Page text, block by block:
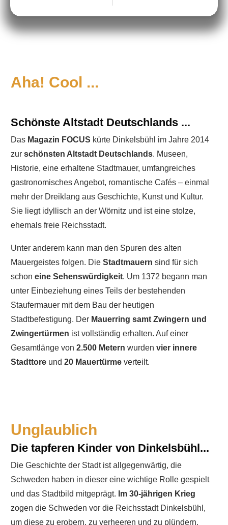
Aha! Cool ...
Schönste Altstadt Deutschlands ...
Das Magazin FOCUS kürte Dinkelsbühl im Jahre 2014
zur schönsten Altstadt Deutschlands. Museen,
Historie, eine erhaltene Stadtmauer, umfangreiches
gastronomisches Angebot, romantische Cafés – einmal
mehr der Dreiklang aus Geschichte, Kunst und Kultur.
Sie liegt idyllisch an der Wörnitz und ist eine stolze,
ehemals freie Reichsstadt.
Unter anderem kann man den Spuren des alten
Mauergeistes folgen. Die Stadtmauern sind für sich
schon eine Sehenswürdigkeit. Um 1372 begann man
unter Einbeziehung eines Teils der bestehenden
Staufermauer mit dem Bau der heutigen
Stadtbefestigung. Der Mauerring samt Zwingern und
Zwingertürmen ist vollständig erhalten. Auf einer
Gesamtlänge von 2.500 Metern wurden vier innere
Stadttore und 20 Mauertürme verteilt.
Unglaublich
Die tapferen Kinder von Dinkelsbühl...
Die Geschichte der Stadt ist allgegenwärtig, die
Schweden haben in dieser eine wichtige Rolle gespielt
und das Stadtbild mitgeprägt. Im 30-jährigen Krieg
zogen die Schweden vor die Reichsstadt Dinkelsbühl,
um diese zu erobern, zu verheeren und zu plündern.